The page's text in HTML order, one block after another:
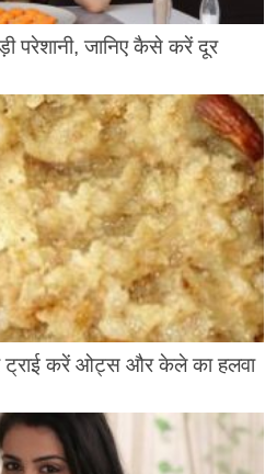
परेशानी, जानिए कैसे करें दूर
ट्राई करें ओट्स और केले का हलवा